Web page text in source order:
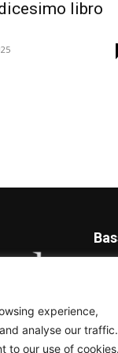
experience,
analyse our traffic.
to our use of cookies.
libro